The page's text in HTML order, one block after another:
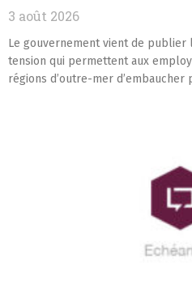
3 août 2026
Le gouvernement vient de publier
tension qui permettent aux
régions d’outre-mer